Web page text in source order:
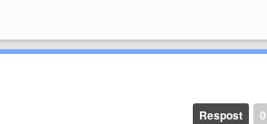
0
Respost